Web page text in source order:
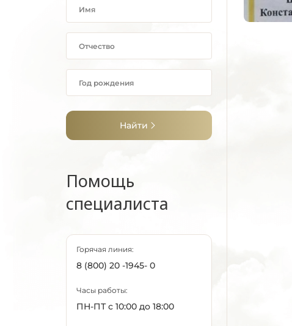
Найти
Помощь
специалиста
Горячая линия:
8 (800) 20 -1945- 0
Часы работы:
ПН-ПТ с 10:00 до 18:00